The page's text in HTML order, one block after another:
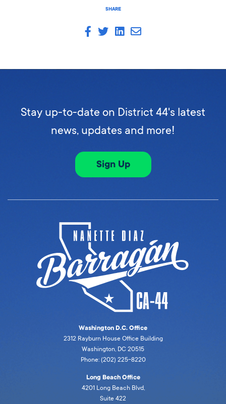
SHARE
Stay up-to-date on District 44's latest
news, updates and more!
Sign Up
Washington D.C. Office
2312 Rayburn House Office Building
Washington, DC 20515
Phone: (202) 225-8220
Long Beach Office
4201 Long Beach Blvd,
Suite 422